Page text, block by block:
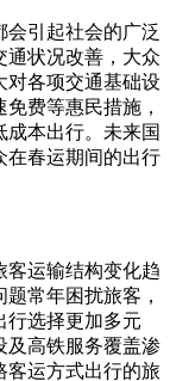
引起社会的广泛
通状况改善，大众
对各项交通基础设
费等惠民措施，
成本出行。未来国
在春运期间的出行
运输结构变化趋
常年困扰旅客，
行选择更加多元
及高铁服务覆盖渗
客运方式出行的旅